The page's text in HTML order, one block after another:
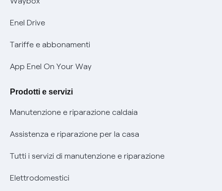
Mobilità Elettrica
Phishing e truffe online
Verifica chi ti ha chiamato
Informativa RAEE
Enel Drive
Tariffe e abbonamenti
App Enel On Your Way
Prodotti e servizi
Manutenzione e riparazione caldaia
Assistenza e riparazione per la casa
Tutti i servizi di manutenzione e riparazione
Elettrodomestici